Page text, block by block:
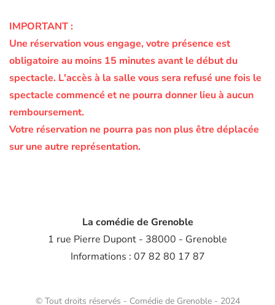
IMPORTANT :
Une réservation vous engage, votre présence est
obligatoire au moins 15 minutes avant le début du
spectacle. L'accès à la salle vous sera refusé une fois le
spectacle commencé et ne pourra donner lieu à aucun
remboursement.
Votre réservation ne pourra pas non plus être déplacée
sur une autre représentation.
La comédie de Grenoble
1 rue Pierre Dupont - 38000 - Grenoble
Informations : 07 82 80 17 87
© Tout droits réservés - Comédie de Grenoble - 2024